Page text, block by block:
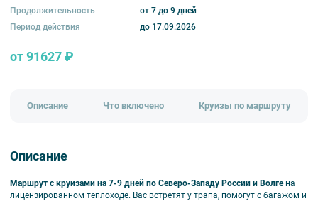
Продолжительность
от 7 до 9 дней
Период действия
до 17.09.2026
от 91627 ₽
Описание Что включено Круизы по маршруту
Описание
Маршрут с круизами на 7-9 дней по Северо-Западу России и Волге на
лицензированном теплоходе. Вас встретят у трапа, помогут с багажом и